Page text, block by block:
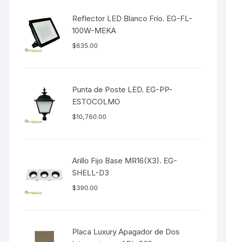
Reflector LED Blanco Frío. EG-FL-
100W-MEKA
$635.00
Punta de Poste LED. EG-PP-
ESTOCOLMO
$10,760.00
Arillo Fijo Base MR16(X3). EG-
SHELL-D3
$390.00
Placa Luxury Apagador de Dos